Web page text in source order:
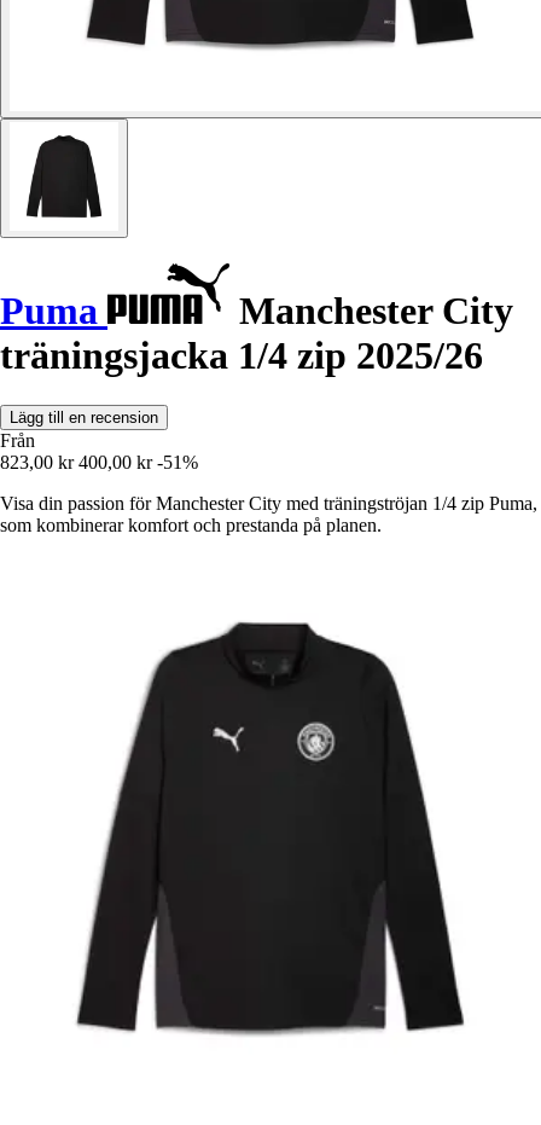
Puma
Manchester City
träningsjacka 1/4 zip 2025/26
Lägg till en recension
Från
823,00 kr 400,00 kr -51%
Visa din passion för Manchester City med träningströjan 1/4 zip Puma,
som kombinerar komfort och prestanda på planen.